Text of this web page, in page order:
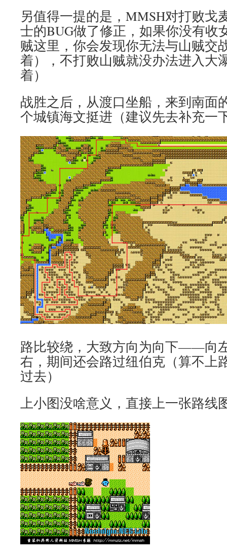
另值得一提的是，MMSH对打败戈
士的BUG做了修正，如果你没有收
贼这里，你会发现你无法与山贼交
着），不打败山贼就没办法进入大
着）
战胜之后，从渡口坐船，来到南面
个城镇海文挺进（建议先去补充一
路比较绕，大致方向为向下——
右，期间还会路过纽伯克（算不上
过去）
上小图没啥意义，直接上一张路线